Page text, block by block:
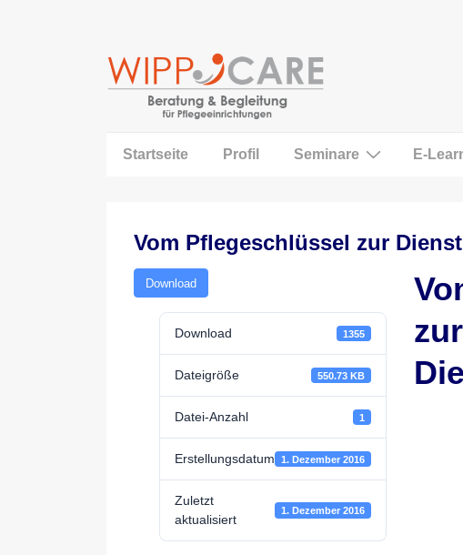
Navigation
Startseite Profil Seminare E-
Vom Pflegeschlüssel zur
Download
Download 1355
Dateigröße 550.73 KB
Datei-Anzahl 1
Erstellungsdatum 1. Dezember 2016
Zuletzt
aktualisiert
1. Dezember 2016
zur